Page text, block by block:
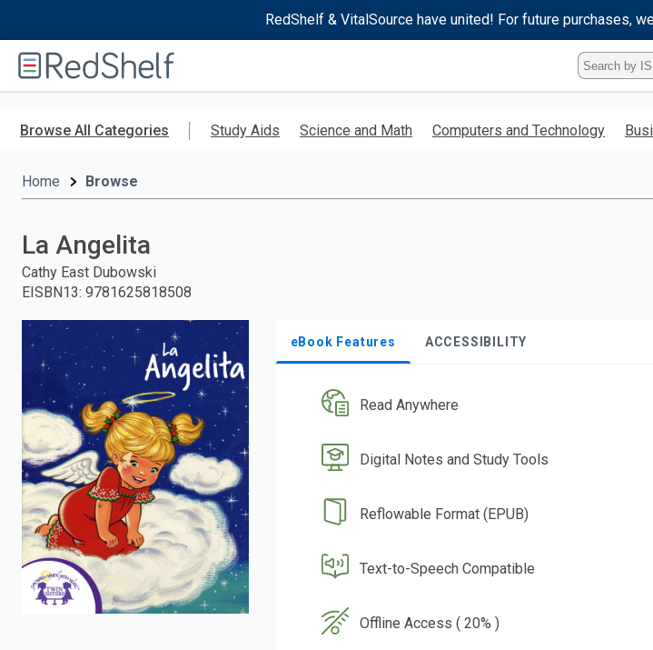
RedShelf & VitalSource have united! For future purchases,
RedShelf
Type
ISBN,
Title,
Keyword
Browse All Categories Study Aids Science and Math Computers and Technology
Home Browse
La Angelita
Cathy East Dubowski
EISBN13: 9781625818508
eBook Features ACCESSIBILITY
Read Anywhere
Digital Notes and Study Tools
Reflowable Format (EPUB)
Text-to-Speech Compatible
Offline Access ( 20% )